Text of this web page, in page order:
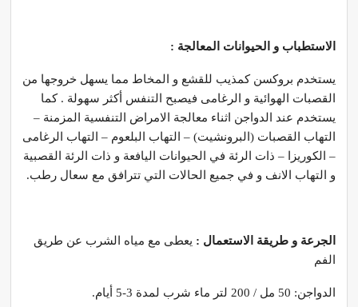
الاستطباب و الحيوانات المعالجة :
يستخدم بروكسن كمذيب للقشع و المخاط مما يسهل خروجها من
القصبات الهوائية و الرغامى فيصبح التنفس أكثر سهولة . كما
يستخدم عند الدواجن اثناء معالجة الامراض التنفسية المزمنة –
التهاب القصبات (البرونشيت) – التهاب البلعوم – التهاب الرغامى
– الكوريزا – ذات الرئة في الحيوانات اليافعة و ذات الرئة القصبية
و التهاب الانف و في جميع الحالات التي تترافق مع سعال رطب.
الجرعة و طريقة الاستعمال : يعطى مع مياه الشرب عن طريق
الفم
الدواجن: 50 مل / 200 لتر ماء شرب لمدة 3-5 أيام.